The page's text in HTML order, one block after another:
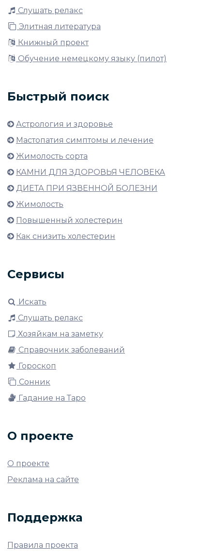
Слушать релакс
Элитная литература
Книжный проект
Обучение немецкому языку (пилот)
Быстрый поиск
Астрология и здоровье
Мастопатия симптомы и лечение
Жимолость сорта
КАМНИ ДЛЯ ЗДОРОВЬЯ ЧЕЛОВЕКА
ДИЕТА ПРИ ЯЗВЕННОЙ БОЛЕЗНИ
Жимолость
Повышенный холестерин
Как снизить холестерин
Сервисы
Искать
Слушать релакс
Хозяйкам на заметку
Справочник заболеваний
Гороскоп
Сонник
Гадание на Таро
О проекте
О проекте
Реклама на сайте
Поддержка
Правила проекта